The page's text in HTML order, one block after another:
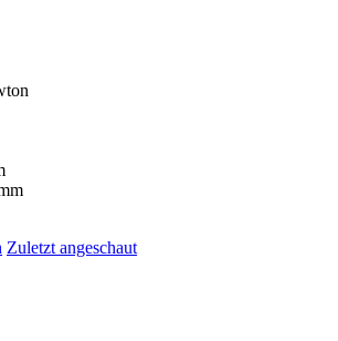
Zuletzt angeschaut